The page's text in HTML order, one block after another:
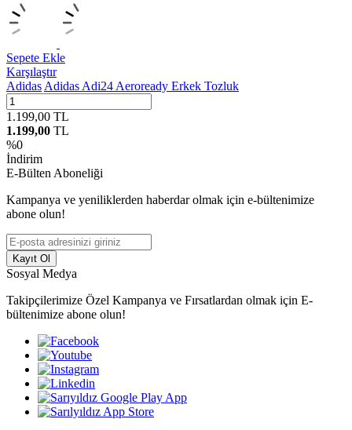
Sepete Ekle
Karşılaştır
Adidas Adidas Adi24 Aeroready Erkek Tozluk
1.199,00 TL
1.199,00 TL
%0
İndirim
E-Bülten Aboneliği
Kampanya ve yeniliklerden haberdar olmak için e-bültenimize
abone olun!
Kayıt Ol
Sosyal Medya
Takipçilerimize Özel Kampanya ve Fırsatlardan olmak için E-
bültenimize abone olun!